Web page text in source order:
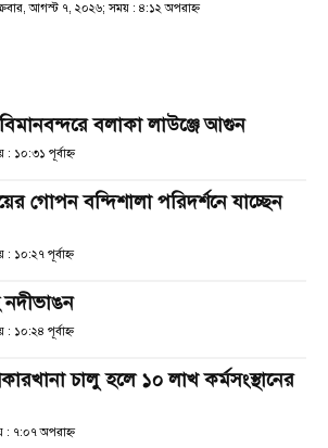
আগস্ট ৭, ২০২৬; সময় : ৪:১২ অপরাহ্ণ
বলাকা লাউঞ্জে আগুন
১০:৩১ পূর্বাহ্ণ
বন্দিশালা পরিদর্শনে যাচ্ছেন
১০:২৭ পূর্বাহ্ণ
১০:২৪ পূর্বাহ্ণ
চালু হলে ১০ লাখ কর্মসংস্থানের
: ৭:০৭ অপরাহ্ণ